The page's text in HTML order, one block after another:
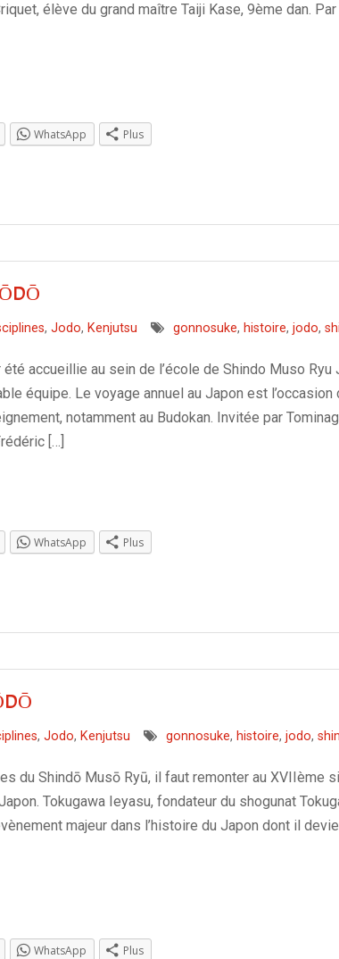
élève du grand maître Taiji Kase, 9ème dan.
WhatsApp Plus
, Jodo, Kenjutsu gonnosuke, histoire, jodo,
été accueillie au sein de l’école de Shindo Muso
équipe. Le voyage annuel au Japon est l’occasion
notamment au Budokan. Invitée par
[…]
WhatsApp Plus
, Jodo, Kenjutsu gonnosuke, histoire, jodo,
du Shindō Musō Ryū, il faut remonter au XVIIème
Tokugawa Ieyasu, fondateur du shogunat
majeur dans l’histoire du Japon dont il
WhatsApp Plus